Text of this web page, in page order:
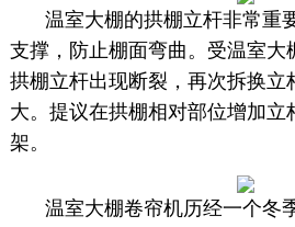
温室大棚的拱棚立杆非常重
支撑，防止棚面弯曲。受温室大
拱棚立杆出现断裂，再次拆换立
大。提议在拱棚相对部位增加立
架。
温室大棚卷帘机历经一个冬